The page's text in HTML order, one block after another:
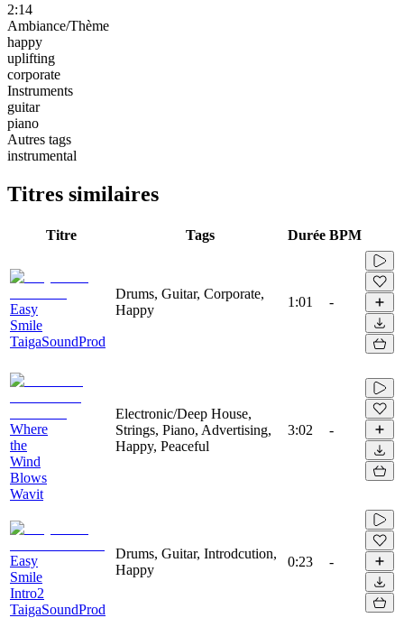
2:14
Ambiance/Thème
happy
uplifting
corporate
Instruments
guitar
piano
Autres tags
instrumental
Titres similaires
Titre Tags Durée BPM
Easy
Smile
TaigaSoundProd
Drums, Guitar, Corporate,
Happy
1:01 -
Where
the
Wind
Blows
Wavit
Electronic/Deep House,
Strings, Piano, Advertising,
Happy, Peaceful
3:02 -
Easy
Smile
Intro2
TaigaSoundProd
Drums, Guitar, Introdcution,
Happy
0:23 -